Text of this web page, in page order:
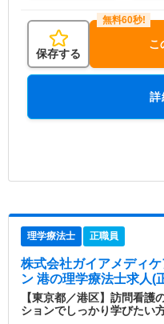
保存する
こ
詳
理学療法士 正職員
株式会社ガイアメディ
ン 港の理学療法士求人(
【東京都／港区】訪問看護
ションでしっかり学びたい